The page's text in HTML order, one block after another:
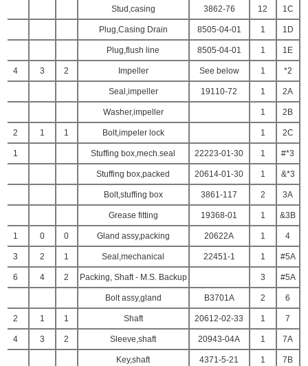
1C
12
3862-76
Stud,casing
1D
1
8505-04-01
Plug,Casing Drain
1E
1
8505-04-01
Plug,flush line
2*
1
See below
Impeller
2
3
4
2A
1
19110-72
Seal,impeller
2B
1
Washer,impeller
2C
1
Bolt,impeler lock
1
1
2
3*#
1
22223-01-30
Stuffing box,mech.seal
1
3*&
1
20614-01-30
Stuffing box,packed
3A
2
3861-117
Bolt,stuffing box
3B&
1
19368-01
Grease fitting
4
1
20622A
Gland assy,packing
0
0
1
5A#
1
22451-1
Seal,mechanical
1
2
3
5A#
3
Packing, Shaft - M.S. Backup
2
4
6
6
2
B3701A
Bolt assy,gland
7
1
20612-02-33
Shaft
1
1
2
7A
1
20943-04A
Sleeve,shaft
2
3
4
7B
1
4371-5-21
Key,shaft